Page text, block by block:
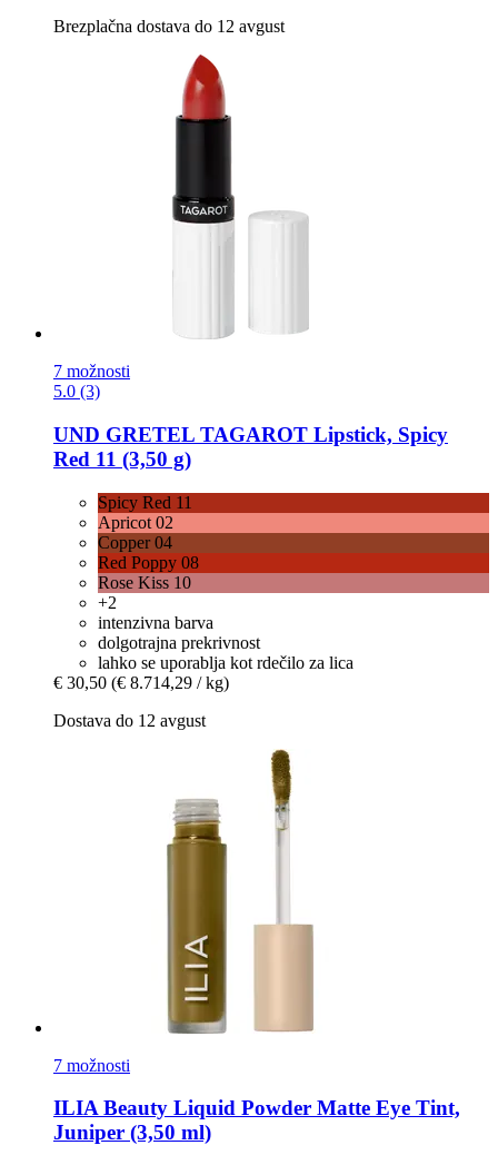
Brezplačna dostava do 12 avgust
7 možnosti
5.0 (3)
UND GRETEL TAGAROT Lipstick, Spicy
Red 11 (3,50 g)
Spicy Red 11
Apricot 02
Copper 04
Red Poppy 08
Rose Kiss 10
+2
intenzivna barva
dolgotrajna prekrivnost
lahko se uporablja kot rdečilo za lica
€ 30,50 (€ 8.714,29 / kg)
Dostava do 12 avgust
7 možnosti
ILIA Beauty Liquid Powder Matte Eye Tint,
Juniper (3,50 ml)